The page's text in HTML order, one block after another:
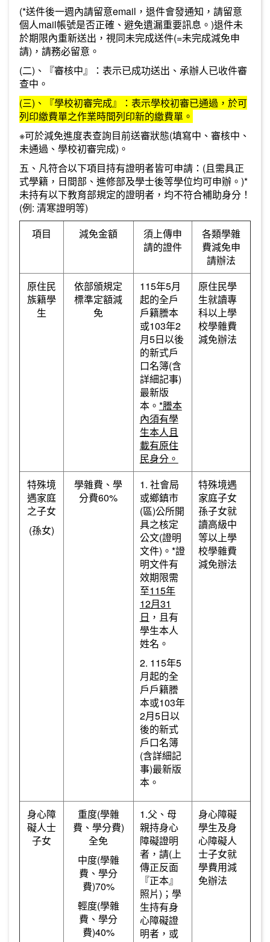
(*送件後一週內請留意email ，退件會發通知，請留意
個人mail帳號是否正確、避免遺漏重要訊息。)退件未
於期限內重新送出，視同未完成送件(=未完成減免申
請)，請務必留意。
(二)、『審核中』：表示已成功送出、承辦人已收件審
查中。
(三)、『學校初審完成』：表示學校初審已通過，於可
列印繳費單之作業時間列印新的繳費單。
※可於減免進度表查詢目前送審狀態(填寫中、審核中、
未通過、 學校初審完成)。
五、凡符合以下項目持有證明者皆可申請：(且需具正
式學籍，日間部、進修部及學士後等學位均可申辦。)*
未持有以下教育部規定的證明者，均不符合補助身分！
(例: 清寒證明等)
項目
減免金額
須上傳申
請的證件
各類學雜
費減免申
請辦法
原住民
族籍學
生
依部頒規定
標準定額減
免
115年5月
起的全戶
戶籍謄本
或103年2
月5日以後
的新式戶
口名簿(含
詳細記事)
最新版
本。 *謄本
內須有學
生本人且
載有原住
民身分。
原住民學
生就讀專
科以上學
校學雜費
減免辦法
特殊境
遇家庭
之子女
(孫女)
學雜費、學
分費60%
1. 社會局
或鄉鎮市
(區)公所開
具之核定
公文(證明
文件)。*證
明文件有
效期限需
至115年
12月31
日 ，且有
學生本人
姓名。
2. 115年5
月起的全
戶戶籍謄
本或103年
2月5日以
後的新式
戶口名簿
(含詳細記
事)最新版
本。
特殊境遇
家庭子女
孫子女就
讀高級中
等以上學
校學雜費
減免辦法
身心障
礙人士
子女
重度(學雜
費、學分費)
全免
中度(學雜
費、學分
費)70%
輕度(學雜
費、學分
費)40%
1.父、母
親持身心
障礙證明
者，請(上
傳正反面
『正本』
照片)；學
生持有身
心障礙證
明者，或
身心障礙
學生及身
心障礙人
士子女就
學費用減
免辦法